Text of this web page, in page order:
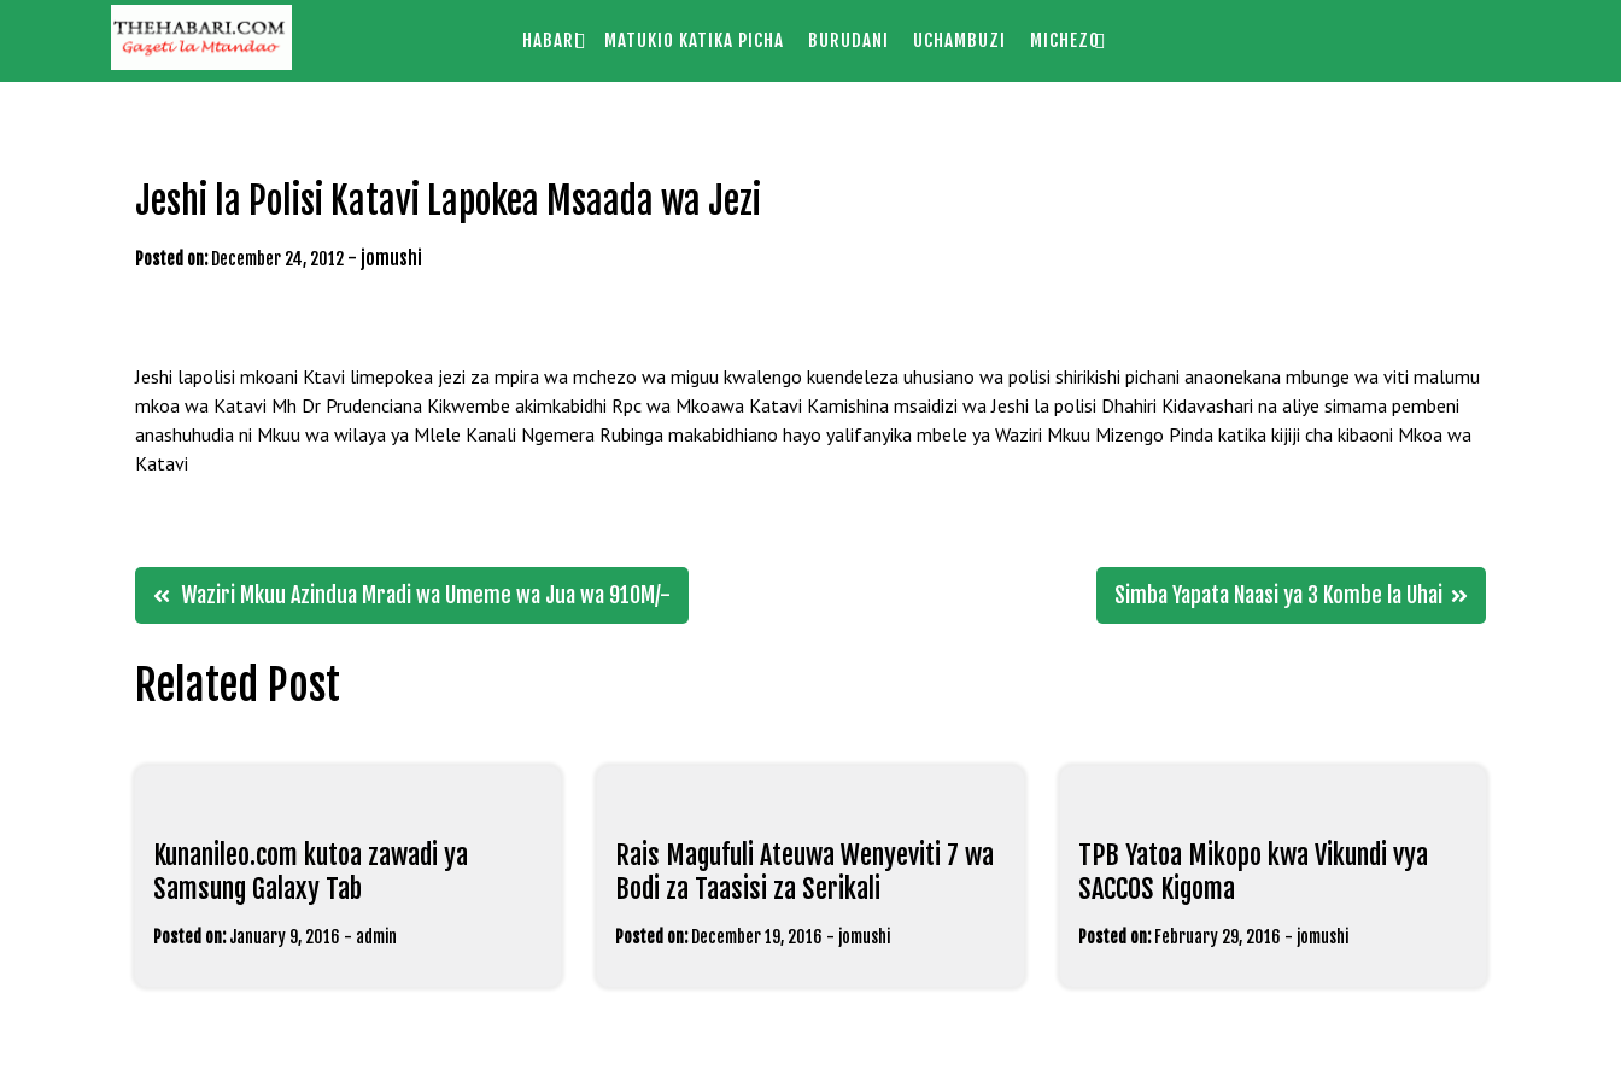
HABARI MATUKIO KATIKA PICHA BURUDANI UCHAMBUZI MICHEZO
Jeshi la Polisi Katavi Lapokea Msaada wa Jezi
Posted on: December 24, 2012 - jomushi
Jeshi lapolisi mkoani Ktavi limepokea jezi za mpira wa mchezo wa miguu kwalengo kuendeleza uhusiano wa polisi shirikishi pichani anaonekana mbunge wa viti malumu
mkoa wa Katavi Mh Dr Prudenciana Kikwembe akimkabidhi Rpc wa Mkoawa Katavi Kamishina msaidizi wa Jeshi la polisi Dhahiri Kidavashari na aliye simama pembeni
anashuhudia ni Mkuu wa wilaya ya Mlele Kanali Ngemera Rubinga makabidhiano hayo yalifanyika mbele ya Waziri Mkuu Mizengo Pinda katika kijiji cha kibaoni Mkoa wa
Katavi
Post
navigation
Waziri Mkuu Azindua Mradi wa Umeme wa Jua wa 910M/- Simba Yapata Naasi ya 3 Kombe la Uhai
Related Post
Kunanileo.com kutoa zawadi ya
Samsung Galaxy Tab
Posted on: January 9, 2016 - admin
Rais Magufuli Ateuwa Wenyeviti 7 wa
Bodi za Taasisi za Serikali
Posted on: December 19, 2016 - jomushi
TPB Yatoa Mikopo kwa Vikundi vya
SACCOS Kigoma
Posted on: February 29, 2016 - jomushi